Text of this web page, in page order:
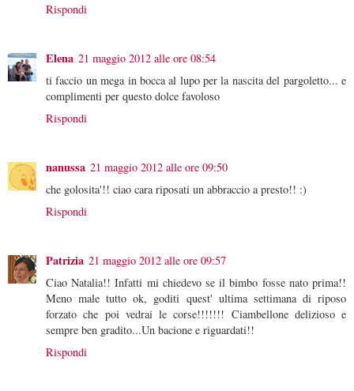
Rispondi
Elena 21 maggio 2012 alle ore 08:54
ti faccio un mega in bocca al lupo per la nascita del pargoletto... e
complimenti per questo dolce favoloso
Rispondi
nanussa 21 maggio 2012 alle ore 09:50
che golosita'!! ciao cara riposati un abbraccio a presto!! :)
Rispondi
Patrizia 21 maggio 2012 alle ore 09:57
Ciao Natalia!! Infatti mi chiedevo se il bimbo fosse nato prima!!
Meno male tutto ok, goditi quest' ultima settimana di riposo
forzato che poi vedrai le corse!!!!!!! Ciambellone delizioso e
sempre ben gradito...Un bacione e riguardati!!
Rispondi